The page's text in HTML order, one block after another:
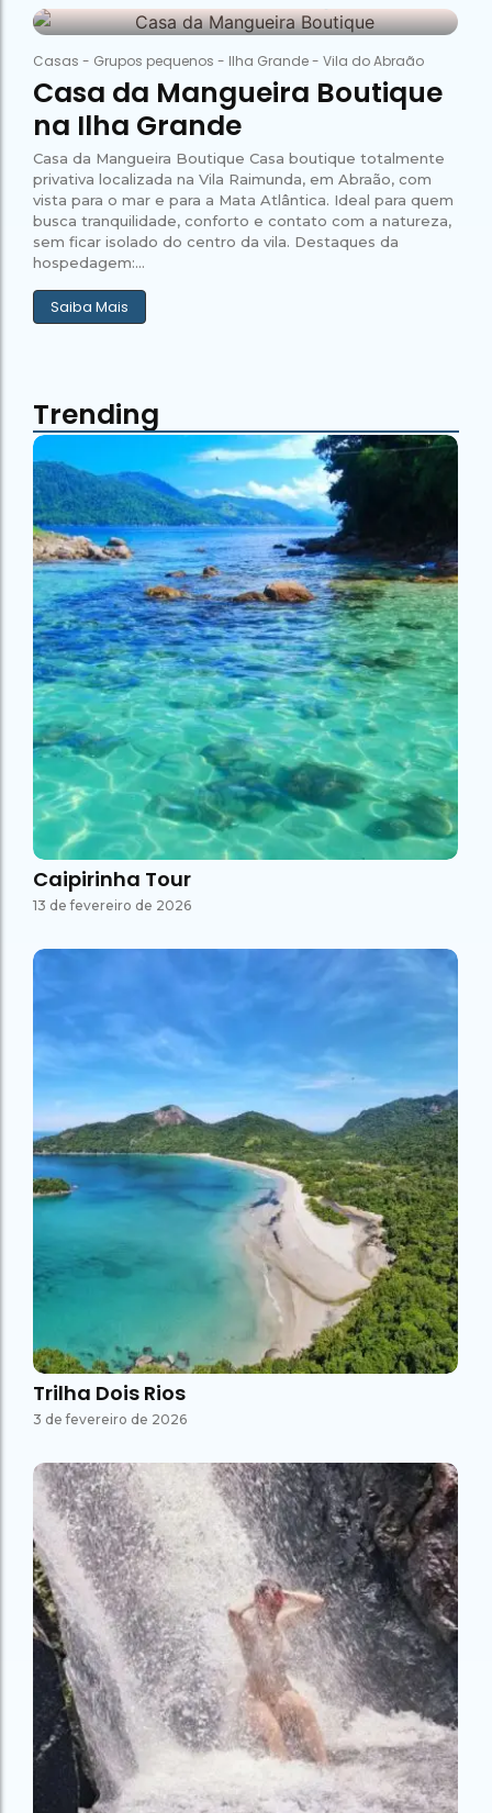
Paradisíacas
Gruta
Acaiá
Azul de
Escuna
Romântico
no Saco do
Despedida
de Solteira
Caipirinha
Tour na
Ilha
Grande
Passeio
Bate e
Volta
Rio x
Gruta
Acaiá
Lagoa
Azul de
Escuna
no Saco do
Céu
Despedida
de Solteira
Caipirinha
Tour na
Ilha
Passeio
Bate e
Rio x
Ilha
Grande
Casas - Grupos pequenos - Ilha Grande- Vila do Abraão
Casa da Mangueira Boutique
na Ilha Grande
Casa da Mangueira Boutique Casa boutique totalmente
privativa localizada na Vila Raimunda, em Abraão, com
vista para o mar e para a Mata Atlântica. Ideal para quem
busca tranquilidade, conforto e contato com a natureza,
sem ficar isolado do centro da vila. Destaques da
hospedagem:...
Saiba Mais
Trending
Caipirinha Tour
13 de fevereiro de 2026
Trilha Dois Rios
3 de fevereiro de 2026